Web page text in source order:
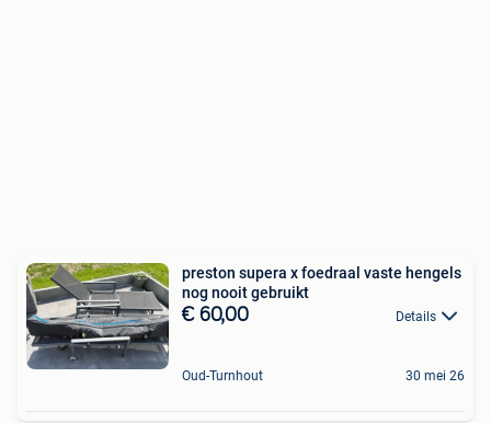
preston supera x foedraal vaste hengels
nog nooit gebruikt
€ 60,00 Details
Oud-Turnhout 30 mei 26